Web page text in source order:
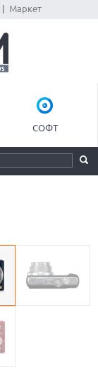
Маркет
СОФТ